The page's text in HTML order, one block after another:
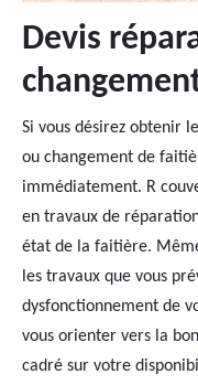
Devis
Si vous désirez obtenir
ou changement de
immédiatement. R
en travaux de
état de la faitière.
les travaux que vous
dysfonctionnement de
vous orienter vers la
cadré sur votre